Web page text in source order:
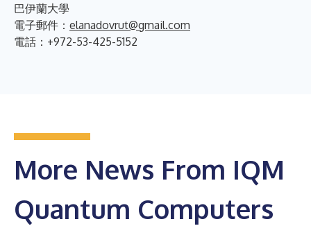
巴伊蘭大學
電子郵件： elanadovrut@gmail.com
電話：+972-53-425-5152
More News From IQM
Quantum Computers